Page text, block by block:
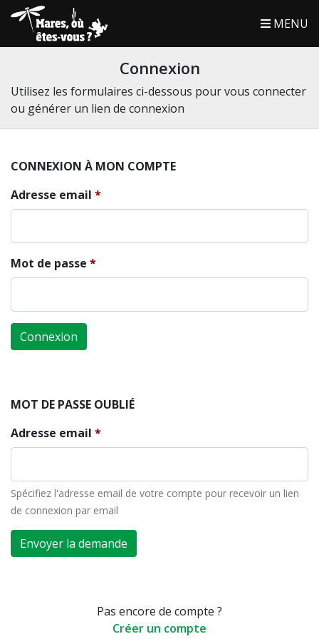
MENU
Connexion
Utilisez les formulaires ci-dessous pour vous connecter
ou générer un lien de connexion
CONNEXION À MON COMPTE
Adresse email
Mot de passe
Connexion
MOT DE PASSE OUBLIÉ
Adresse email
Spécifiez l'adresse email de votre compte pour recevoir un lien
de connexion par email
Envoyer la demande
Pas encore de compte ?
Créer un compte